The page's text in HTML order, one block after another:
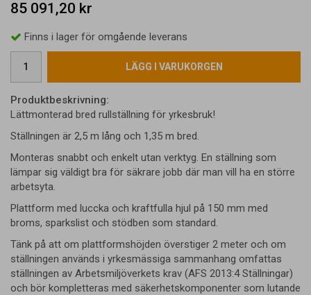
85 091,20 kr
Finns i lager för omgående leverans
LÄGG I VARUKORGEN
Produktbeskrivning:
Lättmonterad bred rullställning för yrkesbruk!
Ställningen är 2,5 m lång och 1,35 m bred.
Monteras snabbt och enkelt utan verktyg. En ställning som
lämpar sig väldigt bra för säkrare jobb där man vill ha en större
arbetsyta.
Plattform med luccka och kraftfulla hjul på 150 mm med
broms, sparkslist och stödben som standard.
Tänk på att om plattformshöjden överstiger 2 meter och om
ställningen används i yrkesmässiga sammanhang omfattas
ställningen av Arbetsmiljöverkets krav (AFS 2013:4 Ställningar)
och bör kompletteras med säkerhetskomponenter som lutande